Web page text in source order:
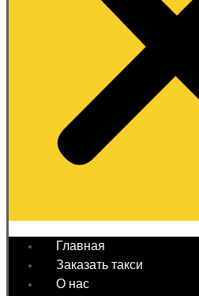
Главная
Заказать такси
О нас